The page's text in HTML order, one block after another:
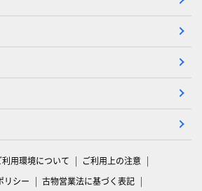
利用環境について
ご利用上の注意
リシー
古物営業法に基づく表記